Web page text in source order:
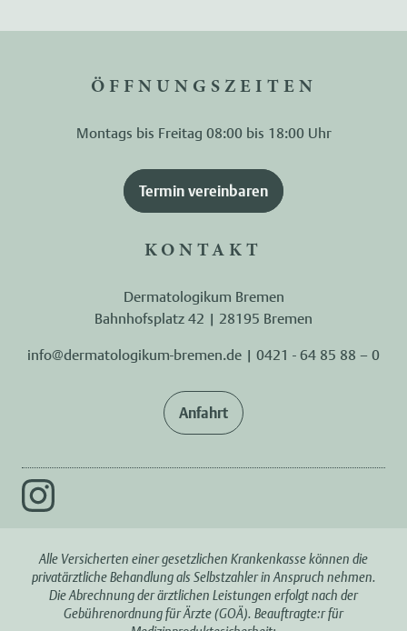
ÖFFNUNGSZEITEN
Montags bis Freitag 08:00 bis 18:00 Uhr
Termin vereinbaren
KONTAKT
Dermatologikum Bremen
Bahnhofsplatz 42 | 28195 Bremen
info@dermatologikum-bremen.de | 0421 - 64 85 88 – 0
Anfahrt
Alle Versicherten einer gesetzlichen Krankenkasse können die
privatärztliche Behandlung als Selbstzahler in Anspruch nehmen.
Die Abrechnung der ärztlichen Leistungen erfolgt nach der
Gebührenordnung für Ärzte (GOÄ). Beauftragte:r für